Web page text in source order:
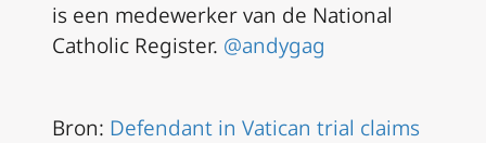
is een medewerker van de National
Catholic Register. @andygag
Bron: Defendant in Vatican trial claims